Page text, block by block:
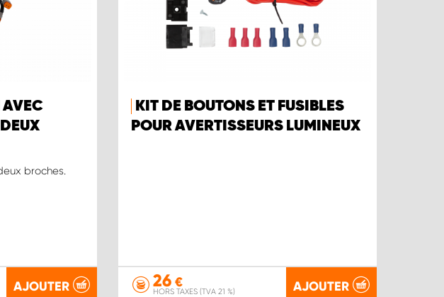
AVEC
broches.
AJOUTER
KIT DE BOUTONS ET FUSIBLES
POUR AVERTISSEURS LUMINEUX
26 €
HORS TAXES (TVA 21 %) AJOUTER